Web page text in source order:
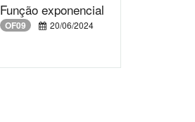
Função exponencial
OF09 20/06/2024